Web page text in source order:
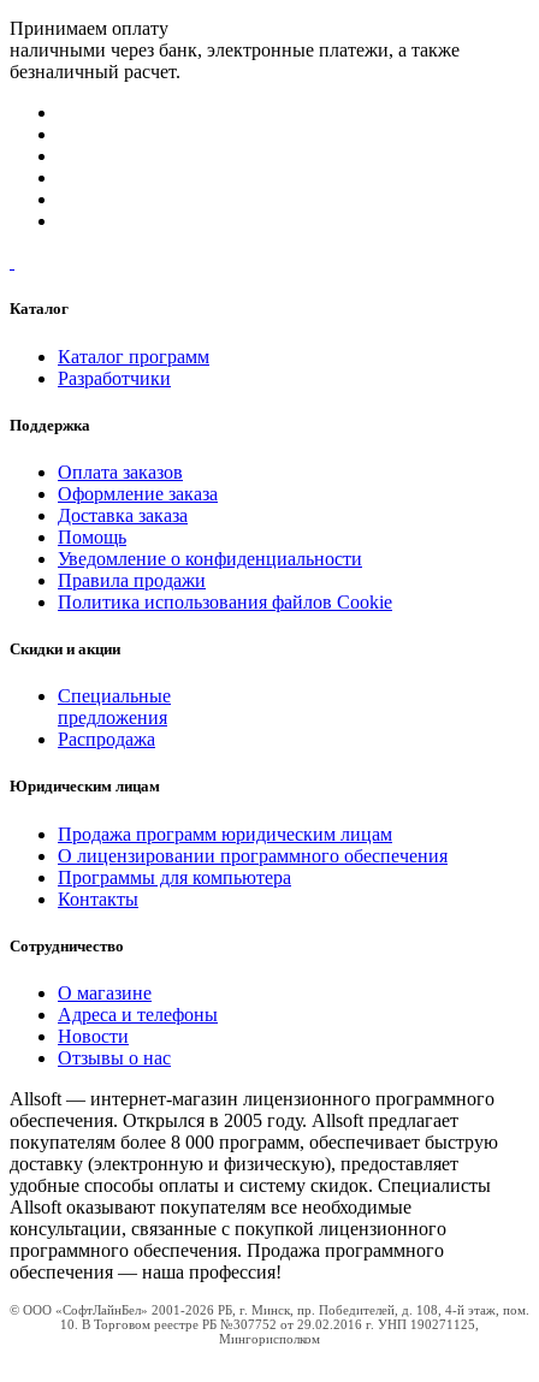
Принимаем оплату
наличными через банк, электронные платежи, а также
безналичный расчет.
Каталог
Каталог программ
Разработчики
Поддержка
Оплата заказов
Оформление заказа
Доставка заказа
Помощь
Уведомление о конфиденциальности
Правила продажи
Политика использования файлов Cookie
Скидки и акции
Специальные
предложения
Распродажа
Юридическим лицам
Продажа программ юридическим лицам
О лицензировании программного обеспечения
Программы для компьютера
Контакты
Сотрудничество
О магазине
Адреса и телефоны
Новости
Отзывы о нас
Allsoft — интернет-магазин лицензионного программного
обеспечения. Открылся в 2005 году. Allsoft предлагает
покупателям более 8 000 программ, обеспечивает быструю
доставку (электронную и физическую), предоставляет
удобные способы оплаты и систему скидок. Специалисты
Allsoft оказывают покупателям все необходимые
консультации, связанные с покупкой лицензионного
программного обеспечения. Продажа программного
обеспечения — наша профессия!
© ООО «СофтЛайнБел» 2001-2026 РБ, г. Минск, пр. Победителей, д. 108, 4-й этаж, пом.
10. В Торговом реестре РБ №307752 от 29.02.2016 г. УНП 190271125,
Мингорисполком